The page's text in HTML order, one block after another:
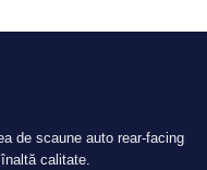
de scaune auto rear-facing
calitate.